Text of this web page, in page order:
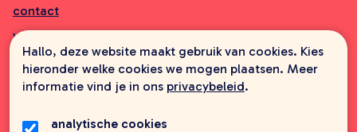
Hallo, deze website maakt gebruik van cookies. Kies
hieronder welke cookies we mogen plaatsen. Meer
informatie vind je in ons privacybeleid.
analytische cookies
contact
veelgestelde vragen
aanbiedingsbrochures
wie zijn wij